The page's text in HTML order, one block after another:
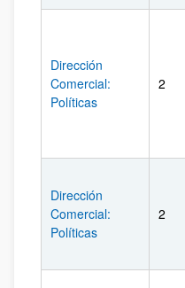
Dirección
Comercial:
Políticas
2
Dirección
Comercial:
Políticas
2